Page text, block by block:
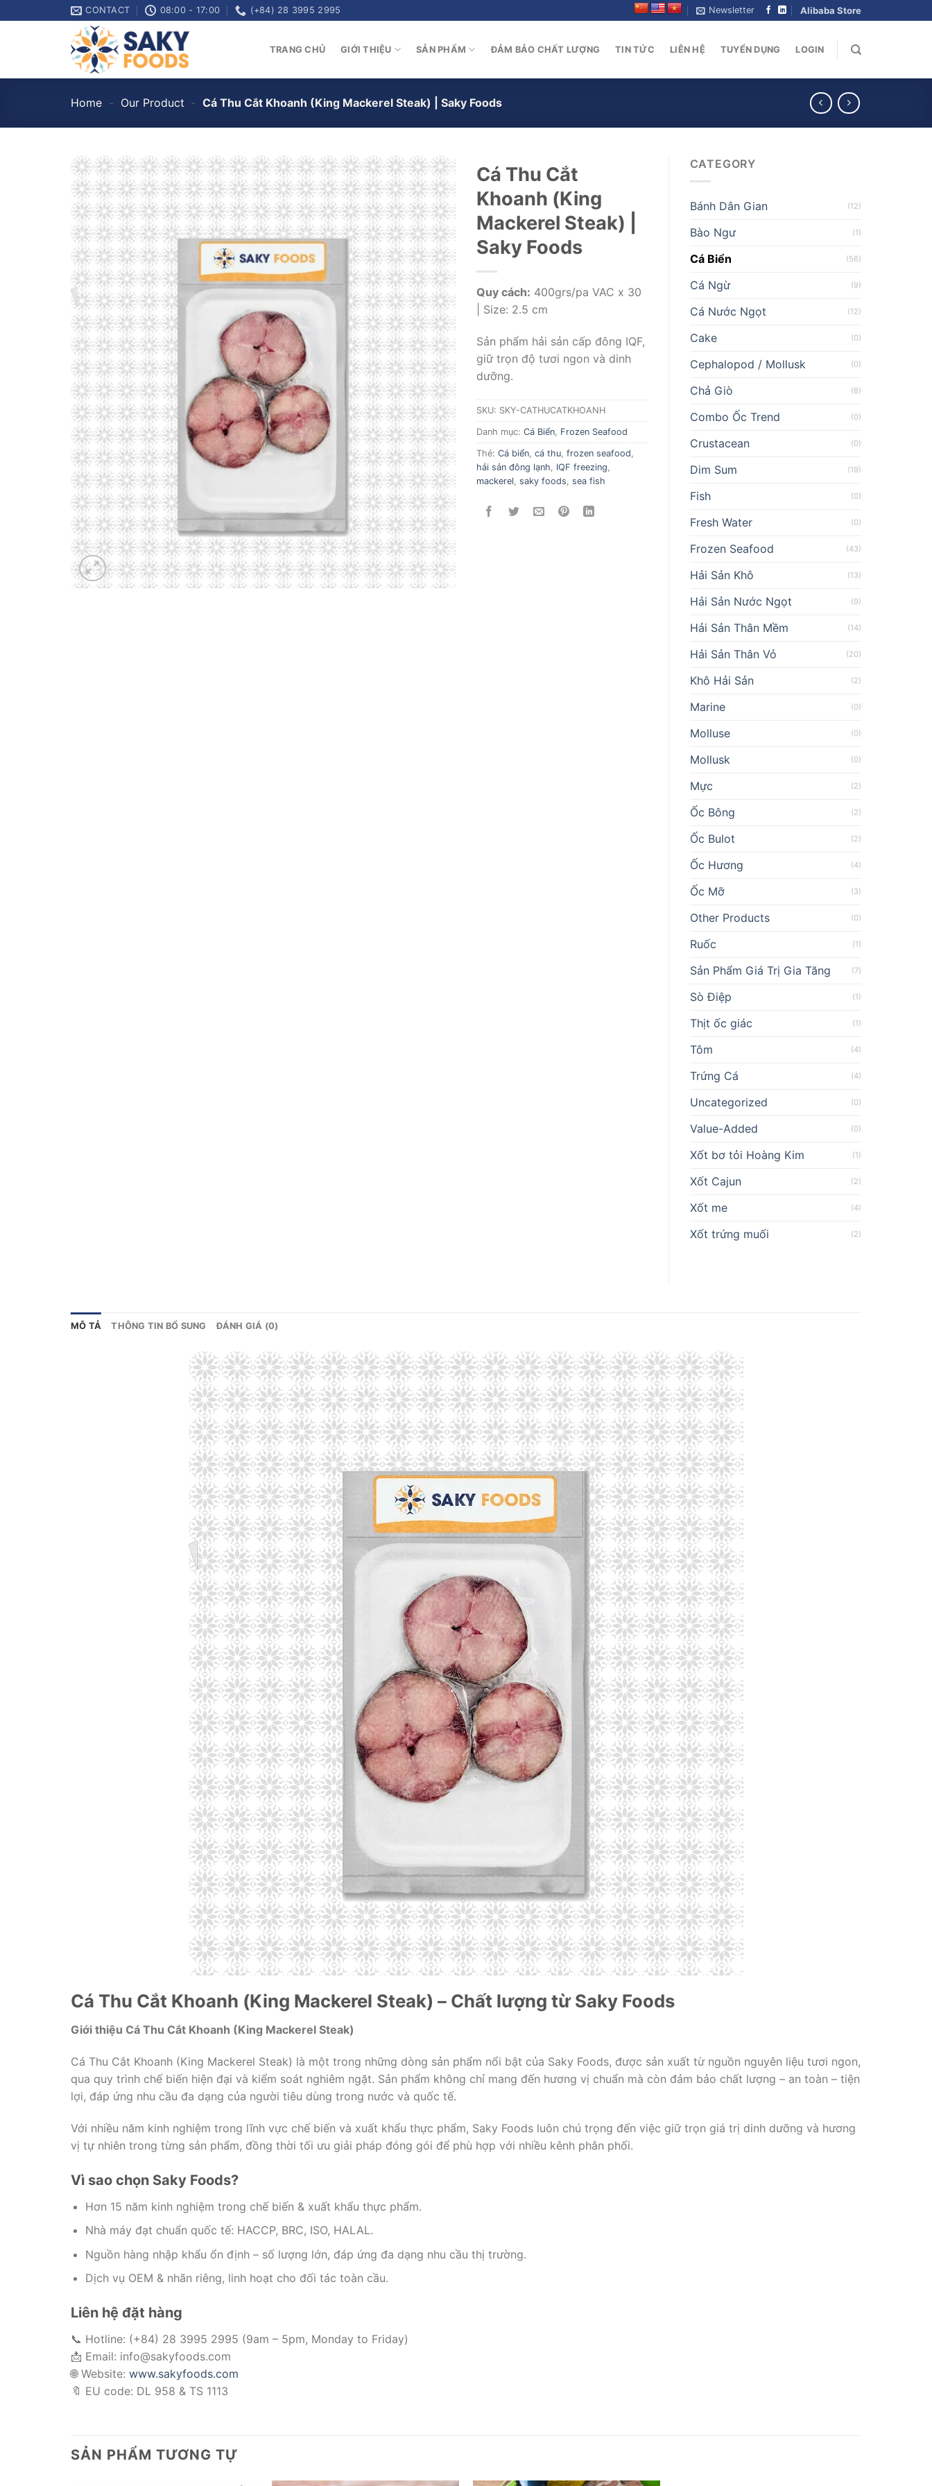
to
CONTACT 08:00 - 17:00 (+84) 28 3995 2995 Newsletter Alibaba Store
TRANG CHỦ GIỚI THIỆU SẢN PHẨM ĐẢM BẢO CHẤT LƯỢNG TIN TỨC LIÊN HỆ TUYỂN DỤNG LOGIN
Home - Our Product - Cá Thu Cắt Khoanh (King Mackerel Steak) | Saky Foods
Cá Thu Cắt
Khoanh (King
Mackerel Steak) |
Saky Foods
Quy cách: 400grs/pa VAC x 30
| Size: 2.5 cm
Sản phẩm hải sản cấp đông IQF,
giữ trọn độ tươi ngon và dinh
dưỡng.
SKU: SKY-CATHUCATKHOANH
Danh mục: Cá Biển Frozen Seafood
Thẻ: Cá biển cá thu frozen seafood
hải sản đông lạnh
IQF freezing
mackerel saky foods sea fish
CATEGORY
Bánh Dân Gian (12)
Bào Ngư (1)
Cá Biển (56)
Cá Ngừ (9)
Cá Nước Ngọt (12)
Cake (0)
Cephalopod / Mollusk (0)
Chả Giò (8)
Combo Ốc Trend (0)
Crustacean (0)
Dim Sum (19)
Fish (0)
Fresh Water (0)
Frozen Seafood (43)
Hải Sản Khô (13)
Hải Sản Nước Ngọt (9)
Hải Sản Thân Mềm (14)
Hải Sản Thân Vỏ (20)
Khô Hải Sản (2)
Marine (0)
Molluse (0)
Mollusk (0)
Mực (2)
Ốc Bông (2)
Ốc Bulot (2)
Ốc Hương (4)
Ốc Mỡ (3)
Other Products (0)
Ruốc (1)
Sản Phẩm Giá Trị Gia Tăng (7)
Sò Điệp (1)
Thịt ốc giác (1)
Tôm (4)
Trứng Cá (4)
Uncategorized (0)
Value-Added (0)
Xốt bơ tỏi Hoàng Kim (1)
Xốt Cajun (2)
Xốt me (4)
Xốt trứng muối (2)
MÔ TẢ THÔNG TIN BỔ SUNG ĐÁNH GIÁ (0)
Cá Thu Cắt Khoanh (King Mackerel Steak) – Chất lượng từ Saky Foods
Giới thiệu Cá Thu Cắt Khoanh (King Mackerel Steak)
Cá Thu Cắt Khoanh (King Mackerel Steak) là một trong những dòng sản phẩm nổi bật của Saky Foods, được sản xuất từ nguồn nguyên liệu tươi ngon,
qua quy trình chế biến hiện đại và kiểm soát nghiêm ngặt. Sản phẩm không chỉ mang đến hương vị chuẩn mà còn đảm bảo chất lượng – an toàn – tiện
lợi, đáp ứng nhu cầu đa dạng của người tiêu dùng trong nước và quốc tế.
Với nhiều năm kinh nghiệm trong lĩnh vực chế biến và xuất khẩu thực phẩm, Saky Foods luôn chú trọng đến việc giữ trọn giá trị dinh dưỡng và hương
vị tự nhiên trong từng sản phẩm, đồng thời tối ưu giải pháp đóng gói để phù hợp với nhiều kênh phân phối.
Vì sao chọn Saky Foods?
Hơn 15 năm kinh nghiệm trong chế biến & xuất khẩu thực phẩm.
Nhà máy đạt chuẩn quốc tế: HACCP, BRC, ISO, HALAL.
Nguồn hàng nhập khẩu ổn định – số lượng lớn, đáp ứng đa dạng nhu cầu thị trường.
Dịch vụ OEM & nhãn riêng, linh hoạt cho đối tác toàn cầu.
Liên hệ đặt hàng
📞 Hotline: (+84) 28 3995 2995 (9am – 5pm, Monday to Friday)
📩 Email: info@sakyfoods.com
🌐 Website: www.sakyfoods.com
🔖 EU code: DL 958 & TS 1113
SẢN PHẨM TƯƠNG TỰ